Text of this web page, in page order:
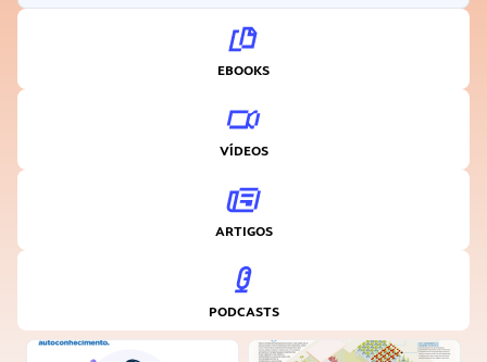
EBOOKS
VÍDEOS
ARTIGOS
PODCASTS